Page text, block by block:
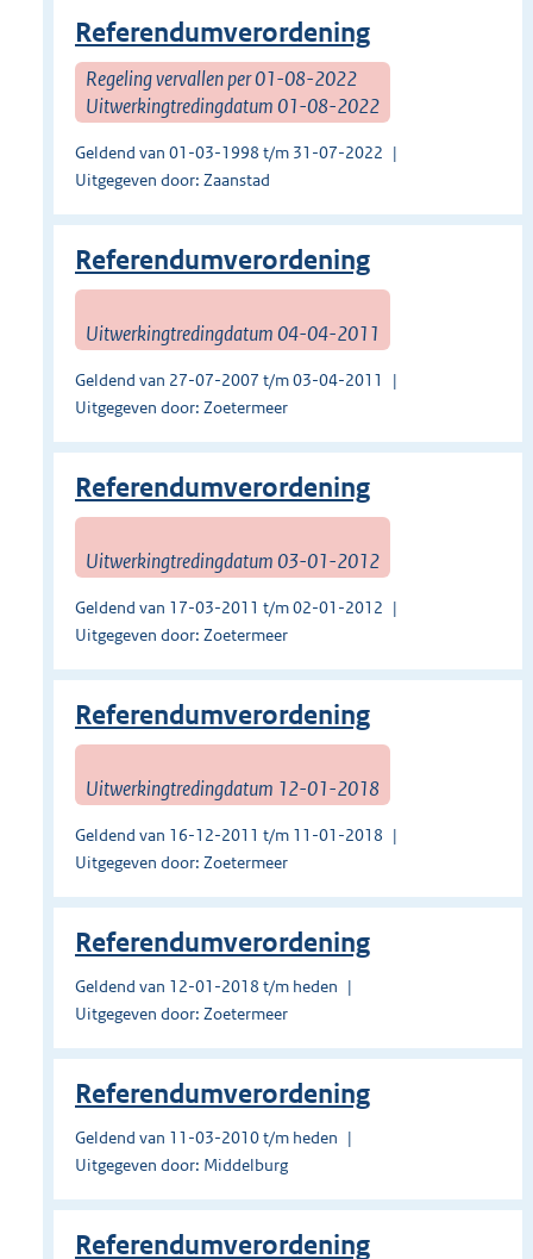
Referendumverordening
Regeling vervallen per 01-08-2022
Uitwerkingtredingdatum 01-08-2022
Geldend van 01-03-1998 t/m 31-07-2022
Uitgegeven door: Zaanstad
Referendumverordening
Uitwerkingtredingdatum 04-04-2011
Geldend van 27-07-2007 t/m 03-04-2011
Uitgegeven door: Zoetermeer
Referendumverordening
Uitwerkingtredingdatum 03-01-2012
Geldend van 17-03-2011 t/m 02-01-2012
Uitgegeven door: Zoetermeer
Referendumverordening
Uitwerkingtredingdatum 12-01-2018
Geldend van 16-12-2011 t/m 11-01-2018
Uitgegeven door: Zoetermeer
Referendumverordening
Geldend van 12-01-2018 t/m heden
Uitgegeven door: Zoetermeer
Referendumverordening
Geldend van 11-03-2010 t/m heden
Uitgegeven door: Middelburg
Referendumverordening